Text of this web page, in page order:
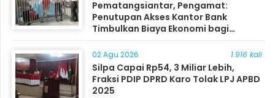
Pematangsiantar, Pengamat:
Penutupan Akses Kantor Bank
Timbulkan Biaya Ekonomi bagi
Masyarakat
02 Agu 2026 1.916 kali
Silpa Capai Rp54, 3 Miliar Lebih,
Fraksi PDIP DPRD Karo Tolak LPJ APBD
2025